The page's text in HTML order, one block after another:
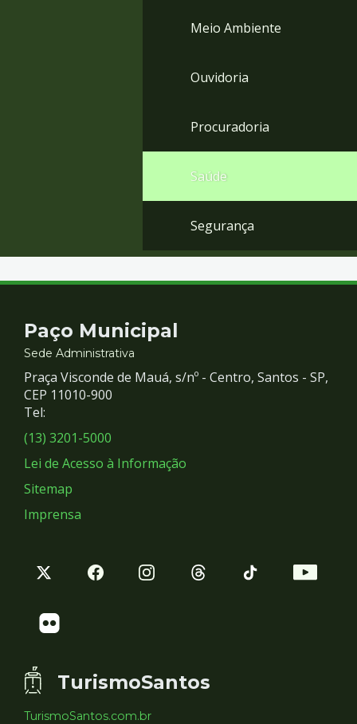
Meio Ambiente
Ouvidoria
Procuradoria
Saúde
Segurança
Contato
e
Redes
Sociais
Paço Municipal
Sede Administrativa
Praça Visconde de Mauá, s/nº - Centro, Santos - SP,
CEP 11010-900
Tel:
(13) 3201-5000
Lei de Acesso à Informação
Sitemap
Imprensa
TurismoSantos
TurismoSantos.com.br